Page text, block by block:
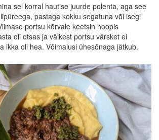
sel korral hautise juurde polenta, aga see
pastaga kokku segatuna või isegi
portsu kõrvale keetsin hoopis
oli otsas ja väikest portsu värsket ei
ikka oli hea. Võimalusi ühesõnaga jätkub.